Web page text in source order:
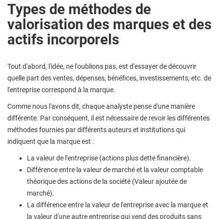
Types de méthodes de
valorisation des marques et des
actifs incorporels
Tout d'abord, l'idée, ne l'oublions pas, est d'essayer de découvrir
quelle part des ventes, dépenses, bénéfices, investissements, etc. de
l'entreprise correspond à la marque.
Comme nous l'avons dit, chaque analyste pense d'une manière
différente. Par conséquent, il est nécessaire de revoir les différentes
méthodes fournies par différents auteurs et institutions qui
indiquent que la marque est :
La valeur de l'entreprise (actions plus dette financière).
Différence entre la valeur de marché et la valeur comptable
théorique des actions de la société (Valeur ajoutée de
marché).
La différence entre la valeur de l'entreprise avec la marque et
la valeur d'une autre entreprise qui vend des produits sans